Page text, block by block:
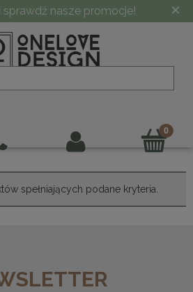
sprawdź nasze promocje! ×
spełniających podane kryteria.